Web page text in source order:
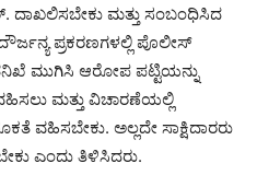
ದಾಖಲಿಸಬೇಕು ಮತ್ತು ಸಂಬಂಧಿಸಿದ
ಪ್ರಕರಣಗಳಲ್ಲಿ ಪೊಲೀಸ್
ಮುಗಿಸಿ ಆರೋಪ ಪಟ್ಟಿಯನ್ನು
ಮತ್ತು ವಿಚಾರಣೆಯಲ್ಲಿ
ವಹಿಸಬೇಕು. ಅಲ್ಲದೇ ಸಾಕ್ಷಿದಾರರು
ಎಂದು ತಿಳಿಸಿದರು.